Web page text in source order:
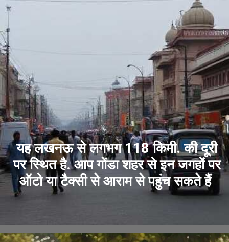
यह लखनऊ से लगभग 118 किमी. की दूरी
पर स्थित है. आप गोंडा शहर से इन जगहों पर
ऑटो या टैक्सी से आराम से पहुंच सकते हैं